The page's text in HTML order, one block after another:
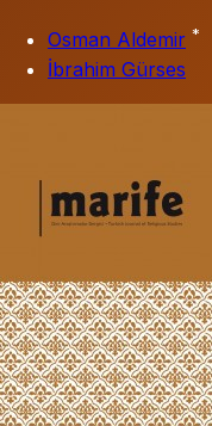
Osman Aldemir *
İbrahim Gürses